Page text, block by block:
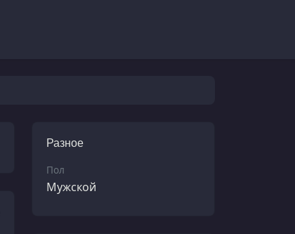
Разное
Пол
Мужской